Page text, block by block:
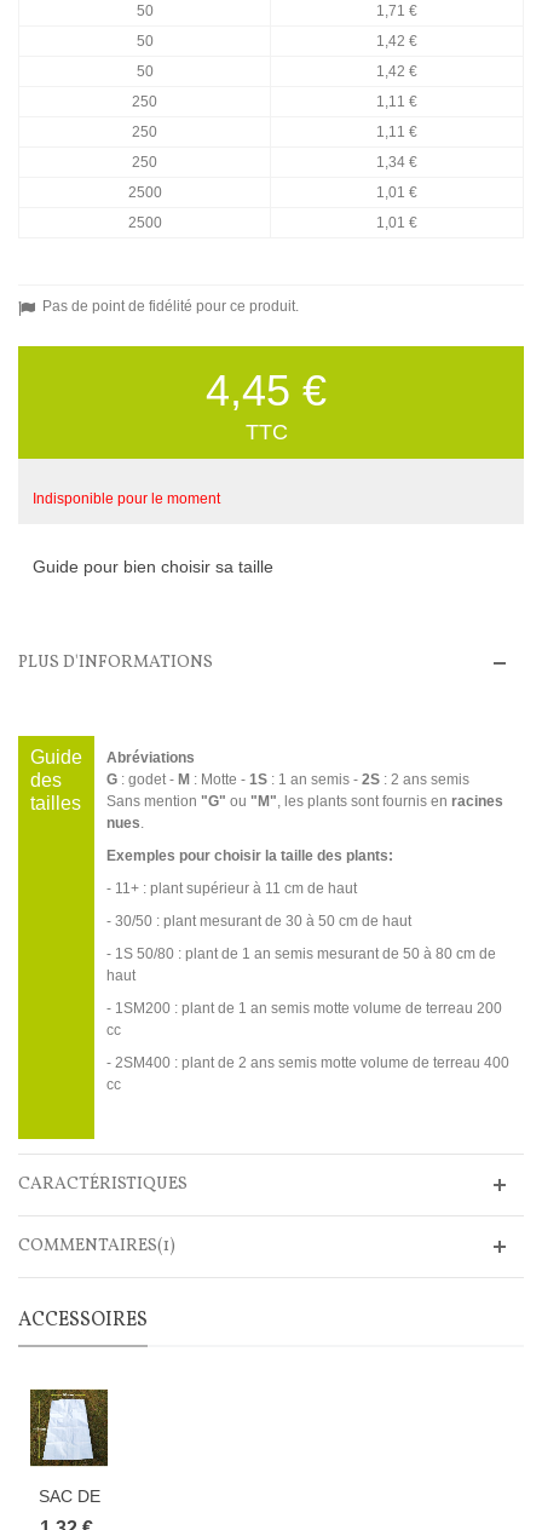
50
1,71 €
50
1,42 €
50
1,42 €
250
1,11 €
250
1,11 €
250
1,34 €
2500
1,01 €
2500
1,01 €
Pas de point de fidélité pour ce produit.
4,45 €
TTC
Indisponible pour le moment
Guide pour bien choisir sa taille
PLUS D'INFORMATIONS
Guide
des
tailles
Abréviations
G : godet - M : Motte - 1S : 1 an semis - 2S : 2 ans semis
Sans mention "G" ou "M", les plants sont fournis en racines
nues.
Exemples pour choisir la taille des plants:
- 11+ : plant supérieur à 11 cm de haut
- 30/50 : plant mesurant de 30 à 50 cm de haut
- 1S 50/80 : plant de 1 an semis mesurant de 50 à 80 cm de
haut
- 1SM200 : plant de 1 an semis motte volume de terreau 200
cc
- 2SM400 : plant de 2 ans semis motte volume de terreau 400
cc
CARACTÉRISTIQUES
COMMENTAIRES(1)
ACCESSOIRES
SAC DE
CONSERVATION